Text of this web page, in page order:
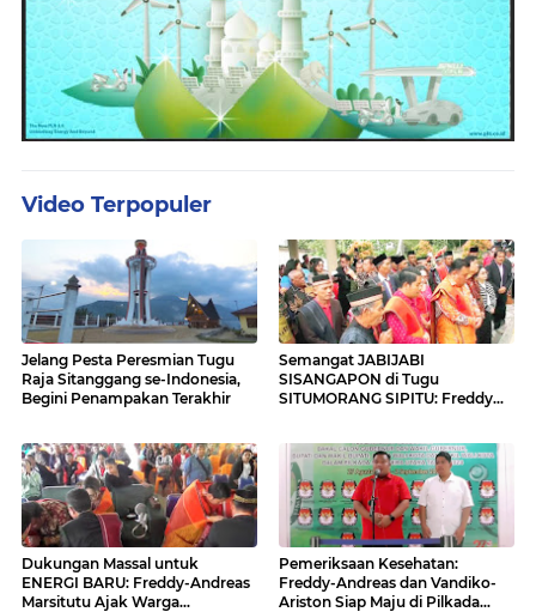
Video Terpopuler
Jelang Pesta Peresmian Tugu
Raja Sitanggang se-Indonesia,
Begini Penampakan Terakhir
Semangat JABIJABI
SISANGAPON di Tugu
SITUMORANG SIPITU: Freddy
Dukungan Massal untuk
ENERGI BARU: Freddy-Andreas
Marsitutu Ajak Warga
Pemeriksaan Kesehatan:
Freddy-Andreas dan Vandiko-
Ariston Siap Maju di Pilkada